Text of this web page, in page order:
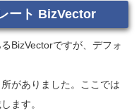
ート BizVector
BizVectorですが、デフォ
がありました。ここでは
ます。